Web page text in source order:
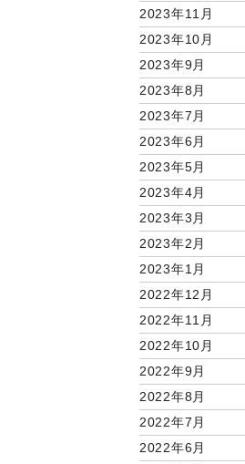
2023年11月
2023年10月
2023年9月
2023年8月
2023年7月
2023年6月
2023年5月
2023年4月
2023年3月
2023年2月
2023年1月
2022年12月
2022年11月
2022年10月
2022年9月
2022年8月
2022年7月
2022年6月